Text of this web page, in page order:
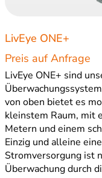
LivEye ONE+
Preis auf Anfrage
LivEye ONE+ sind
von oben bietet es
kleinstem Raum, mit
Metern und einem
Einzig und alleine
Stromversorgung ist
Überwachung durch